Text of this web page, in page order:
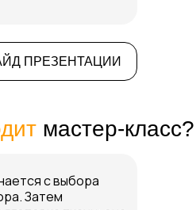
ПРЕЗЕНТАЦИИ
мастер-класс?
с выбора
Затем